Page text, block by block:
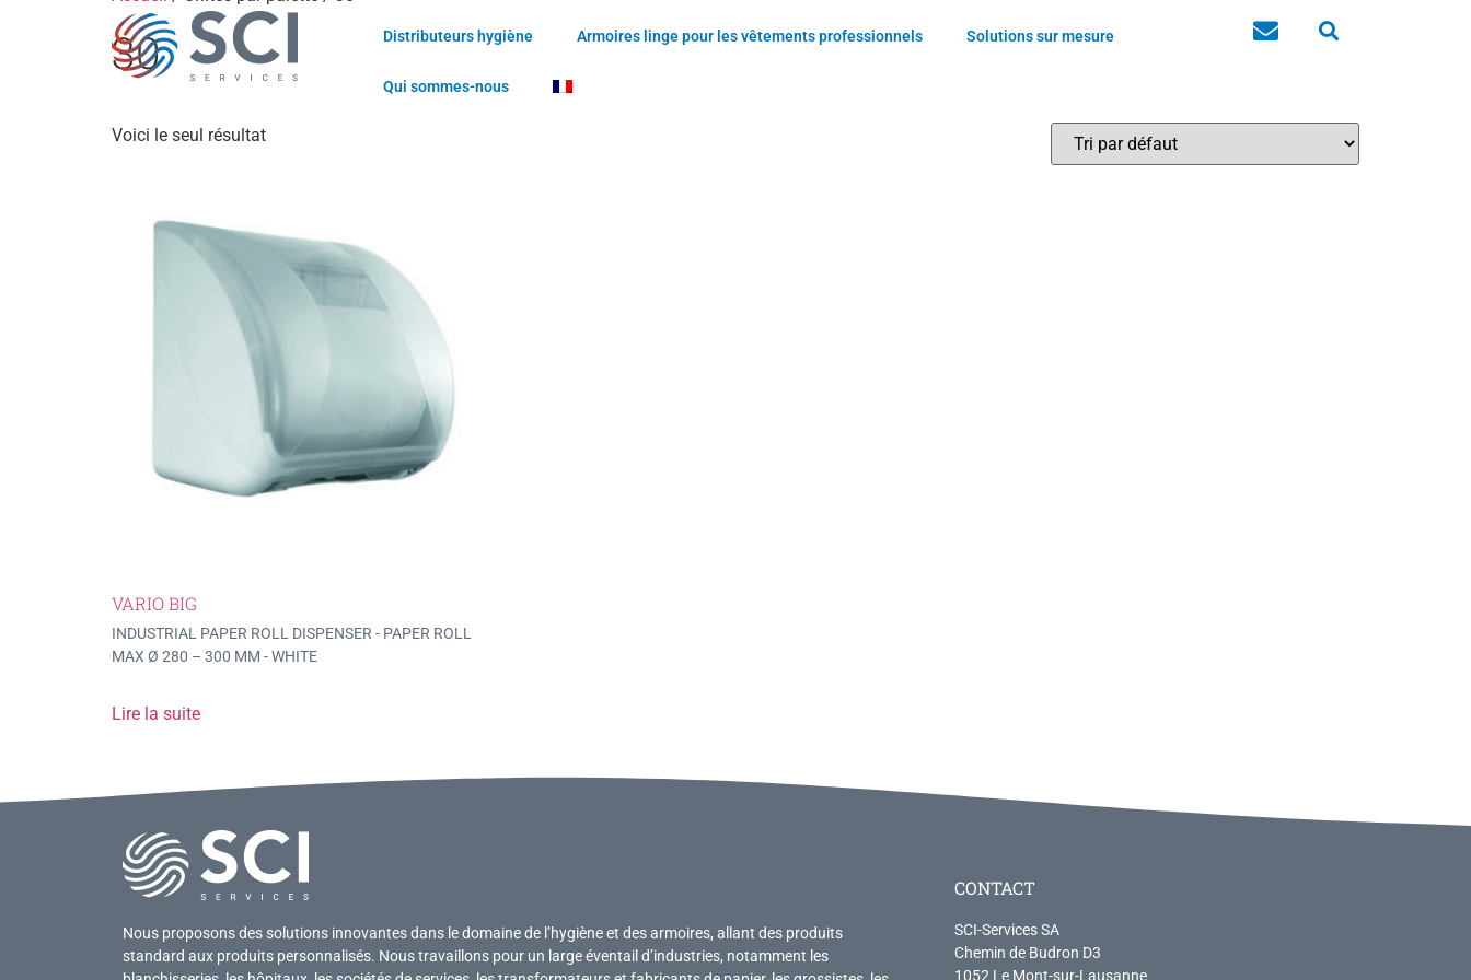
Distributeurs hygiène Armoires linge pour les vêtements professionnels Solutions sur mesure
Qui sommes-nous
30
Voici le seul résultat
VARIO BIG
INDUSTRIAL PAPER ROLL DISPENSER - PAPER ROLL
MAX Ø 280 – 300 MM - WHITE
Lire la suite
Nous proposons des solutions innovantes dans le domaine de l’hygiène et des armoires, allant des produits
standard aux produits personnalisés. Nous travaillons pour un large éventail d’industries, notamment les
CONTACT
SCI-Services SA
Chemin de Budron D3
1052 Le Mont-sur-Lausanne